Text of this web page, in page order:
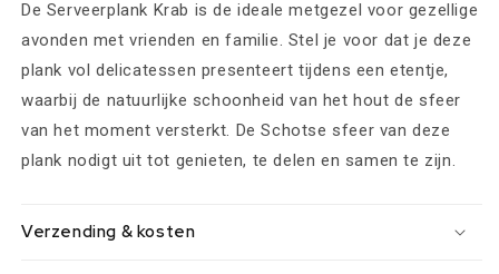
De Serveerplank Krab is de ideale metgezel voor gezellige
avonden met vrienden en familie. Stel je voor dat je deze
plank vol delicatessen presenteert tijdens een etentje,
waarbij de natuurlijke schoonheid van het hout de sfeer
van het moment versterkt. De Schotse sfeer van deze
plank nodigt uit tot genieten, te delen en samen te zijn.
Verzending & kosten